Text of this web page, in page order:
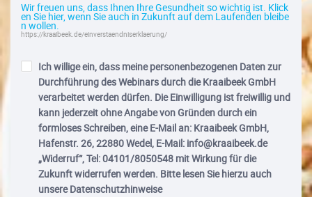
Wir freuen uns, dass Ihnen Ihre Gesundheit so wichtig ist. Klick
en Sie hier, wenn Sie auch in Zukunft auf dem Laufenden bleibe
n wollen.
https://kraaibeek.de/einverstaendniserklaerung/
Ich willige ein, dass meine personenbezogenen Daten zur
Durchführung des Webinars durch die Kraaibeek GmbH
verarbeitet werden dürfen. Die Einwilligung ist freiwillig und
kann jederzeit ohne Angabe von Gründen durch ein
formloses Schreiben, eine E-Mail an: Kraaibeek GmbH,
Hafenstr. 26, 22880 Wedel, E-Mail: info@kraaibeek.de
„Widerruf“, Tel: 04101/8050548 mit Wirkung für die
Zukunft widerrufen werden. Bitte lesen Sie hierzu auch
unsere Datenschutzhinweise